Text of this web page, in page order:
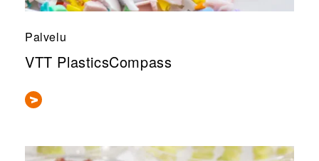
Palvelu
VTT PlasticsCompass